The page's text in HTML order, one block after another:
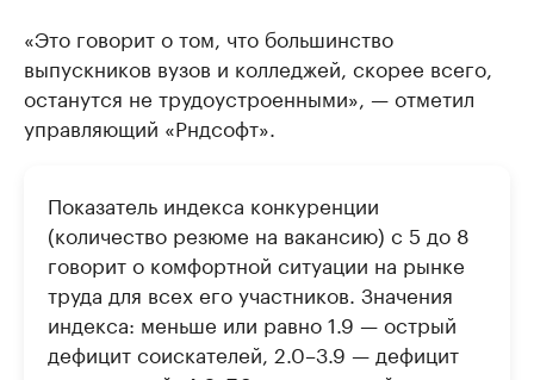
«Это говорит о том, что большинство
выпускников вузов и колледжей, скорее всего,
останутся не трудоустроенными», — отметил
управляющий «Рндсофт».
Показатель индекса конкуренции
(количество резюме на вакансию) с 5 до 8
говорит о комфортной ситуации на рынке
труда для всех его участников. Значения
индекса: меньше или равно 1.9 — острый
дефицит соискателей, 2.0–3.9 — дефицит